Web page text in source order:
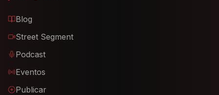
Blog
Street Segment
Podcast
Eventos
Publicar